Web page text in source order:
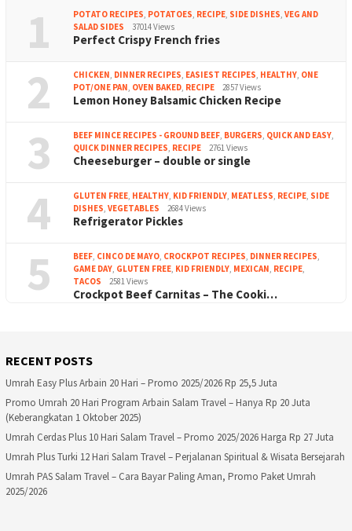
1 POTATO RECIPES POTATOES RECIPE SIDE DISHES VEG AND
SALAD SIDES
37014 Views
Perfect Crispy French fries
2 CHICKEN DINNER RECIPES EASIEST RECIPES HEALTHY ONE
POT/ONE PAN OVEN BAKED RECIPE 2857 Views
Lemon Honey Balsamic Chicken Recipe
3 BEEF MINCE RECIPES - GROUND BEEF BURGERS QUICK AND EASY
QUICK DINNER RECIPES RECIPE 2761 Views
Cheeseburger – double or single
4 GLUTEN FREE HEALTHY KID FRIENDLY MEATLESS RECIPE SIDE
DISHES VEGETABLES 2684 Views
Refrigerator Pickles
5 BEEF CINCO DE MAYO CROCKPOT RECIPES DINNER RECIPES
GAME DAY GLUTEN FREE KID FRIENDLY MEXICAN RECIPE
TACOS
2581 Views
Crockpot Beef Carnitas – The Cooki…
RECENT POSTS
Umrah Easy Plus Arbain 20 Hari – Promo 2025/2026 Rp 25,5 Juta
Promo Umrah 20 Hari Program Arbain Salam Travel – Hanya Rp 20 Juta
(Keberangkatan 1 Oktober 2025)
Umrah Cerdas Plus 10 Hari Salam Travel – Promo 2025/2026 Harga Rp 27 Juta
Umrah Plus Turki 12 Hari Salam Travel – Perjalanan Spiritual & Wisata Bersejarah
Umrah PAS Salam Travel – Cara Bayar Paling Aman, Promo Paket Umrah
2025/2026